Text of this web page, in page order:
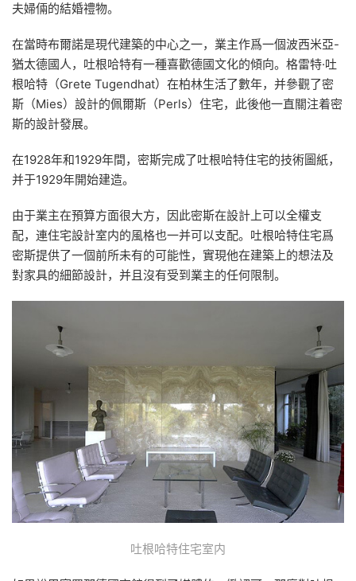
夫婦倆的結婚禮物。
在當時布爾諾是現代建築的中心之一，業主作爲一個波西米亞-
猶太德國人，吐根哈特有一種喜歡德國文化的傾向。格雷特·吐
根哈特（Grete Tugendhat）在柏林生活了數年，并參觀了密
斯（Mies）設計的佩爾斯（Perls）住宅，此後他一直關注着密
斯的設計發展。
在1928年和1929年間，密斯完成了吐根哈特住宅的技術圖紙，
并于1929年開始建造。
由于業主在預算方面很大方，因此密斯在設計上可以全權支
配，連住宅設計室内的風格也一并可以支配。吐根哈特住宅爲
密斯提供了一個前所未有的可能性，實現他在建築上的想法及
對家具的細節設計，并且沒有受到業主的任何限制。
吐根哈特住宅室内